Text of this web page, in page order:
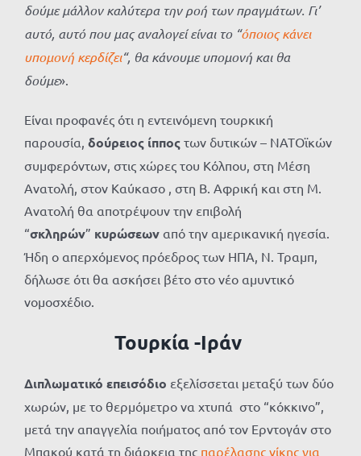
δούμε μάλλον καλύτερα την ροή των πραγμάτων. Γι’
αυτό, αυτό που μας αναλογεί είναι το “όποιος κάνει
υπομονή κερδίζει“, θα κάνουμε υπομονή και θα
δούμε».
Είναι προφανές ότι η εντεινόμενη τουρκική
παρουσία, δούρειος ίππος των δυτικών – ΝΑΤΟϊκών
συμφερόντων, στις χώρες του Κόλπου, στη Μέση
Ανατολή, στον Καύκασο , στη Β. Αφρική και στη Μ.
Ανατολή θα αποτρέψουν την επιβολή
“σκληρών” κυρώσεων από την αμερικανική ηγεσία.
Ήδη ο απερχόμενος πρόεδρος των ΗΠΑ, Ν. Τραμπ,
δήλωσε ότι θα ασκήσει βέτο στο νέο αμυντικό
νομοσχέδιο.
Τουρκία -Ιράν
Διπλωματικό επεισόδιο εξελίσσεται μεταξύ των δύο
χωρών, με το θερμόμετρο να χτυπά στο “κόκκινο”,
μετά την απαγγελία ποιήματος από τον Ερντογάν στο
Μπακού κατά τη διάρκεια της παρέλασης νίκης για